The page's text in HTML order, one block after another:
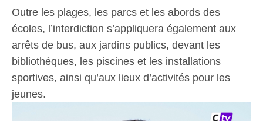
Outre les plages, les parcs et les abords des
écoles, l’interdiction s’appliquera également aux
arrêts de bus, aux jardins publics, devant les
bibliothèques, les piscines et les installations
sportives, ainsi qu’aux lieux d’activités pour les
jeunes.